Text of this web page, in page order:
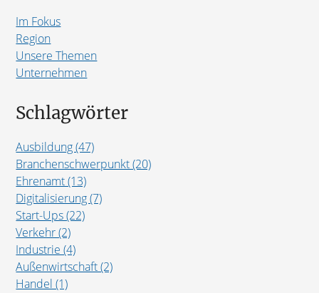
Im Fokus
Region
Unsere Themen
Unternehmen
Schlagwörter
Ausbildung (47)
Branchenschwerpunkt (20)
Ehrenamt (13)
Digitalisierung (7)
Start-Ups (22)
Verkehr (2)
Industrie (4)
Außenwirtschaft (2)
Handel (1)